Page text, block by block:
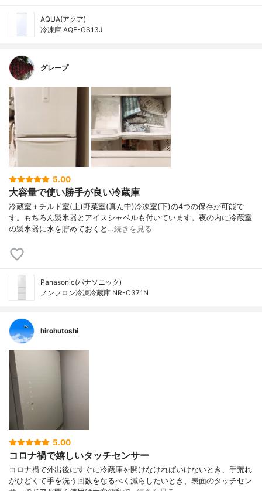
AQUA(アクア)
冷凍庫 AQF-GS13J
グレープ
5.00
大容量で使い勝手が良い冷蔵庫
冷蔵室＋チルド室(上)野菜室(真ん中)冷凍室(下)の4つの保存が可能で
す。もちろん製氷器とアイスシャベルも付いています。夜の内に冷蔵室
の製氷器に水を貯めておくと…続きを見る
Panasonic(パナソニック)
ノンフロン冷凍冷蔵庫 NR-C371N
hirohutoshi
5.00
コロナ禍で嬉しいタッチセンサー
コロナ禍で外出後にすぐに冷蔵庫を開けなければいけないとき、手荒れ
がひどくて手を洗う回数をなるべく減らしたいとき、表面のタッチセン